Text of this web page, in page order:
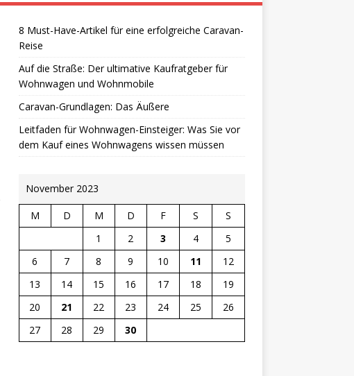
8 Must-Have-Artikel für eine erfolgreiche Caravan-
Reise
Auf die Straße: Der ultimative Kaufratgeber für
Wohnwagen und Wohnmobile
Caravan-Grundlagen: Das Äußere
Leitfaden für Wohnwagen-Einsteiger: Was Sie vor
dem Kauf eines Wohnwagens wissen müssen
November 2023
M D M D F S
S
1
2 3 4
5
6
7 8 9 10 11
12
13
14 15 16 17 18
19
20
21 22 23 24 25
26
27
28 29 30